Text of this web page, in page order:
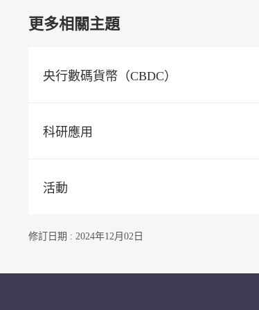
更多相關主題
央行數碼貨幣（CBDC）
科研應用
活動
修訂日期 : 2024年12月02日